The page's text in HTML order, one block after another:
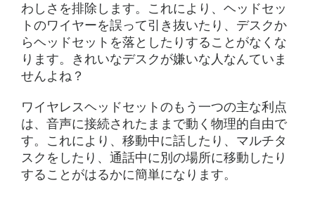
わしさを排除します。これにより、ヘッドセッ
トのワイヤーを誤って引き抜いたり、デスクか
らヘッドセットを落としたりすることがなくな
ります。きれいなデスクが嫌いな人なんていま
せんよね？
ワイヤレスヘッドセットのもう一つの主な利点
は、音声に接続されたままで動く物理的自由で
す。これにより、移動中に話したり、マルチタ
スクをしたり、通話中に別の場所に移動したり
することがはるかに簡単になります。